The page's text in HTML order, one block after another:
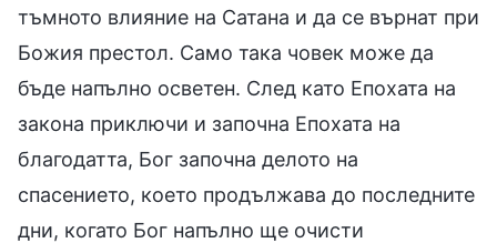
тъмното влияние на Сатана и да се върнат при
Божия престол. Само така човек може да
бъде напълно осветен. След като Епохата на
закона приключи и започна Епохата на
благодатта, Бог започна делото на
спасението, което продължава до последните
дни, когато Бог напълно ще очисти